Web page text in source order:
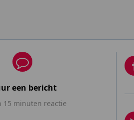
een bericht
15 minuten reactie